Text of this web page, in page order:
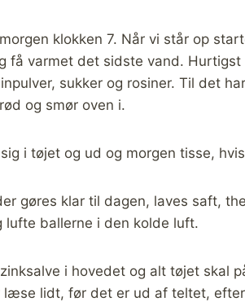
klokken 7. Når vi står op
få varmet det sidste vand.
sukker og rosiner. Til det
og smør oven i.
i tøjet og ud og morgen tisse,
gøres klar til dagen, laves saft,
lufte ballerne i den kolde luft.
i hovedet og alt tøjet skal
læse lidt, før det er ud af teltet,